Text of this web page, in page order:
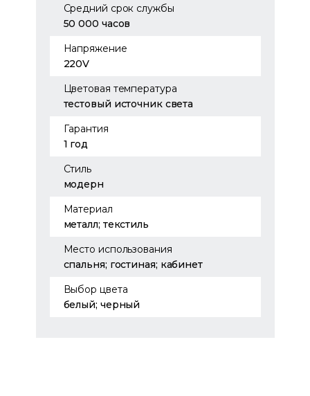
Средний срок службы
50 000 часов
Напряжение
220V
Цветовая температура
тестовый источник света
Гарантия
1 год
Стиль
модерн
Материал
металл; текстиль
Место использования
спальня; гостиная; кабинет
Выбор цвета
белый; черный